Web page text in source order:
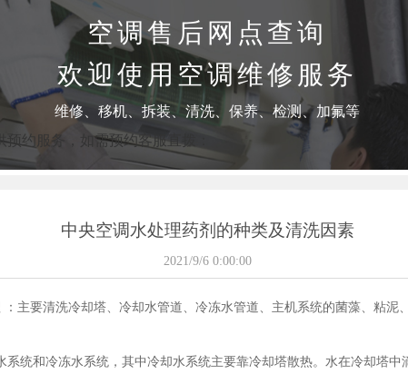
空调售后网点查询
欢迎使用空调维修服务
维修、移机、拆装、清洗、保养、检测、加氟等
约服务，如需预约客服直拨：
中央空调水处理药剂的种类及清洗因素
2021/9/6 0:00:00
主要清洗冷却塔、冷却水管道、冷冻水管道、主机系统的菌藻、粘泥
系统和冷冻水系统，其中冷却水系统主要靠冷却塔散热。水在冷却塔中